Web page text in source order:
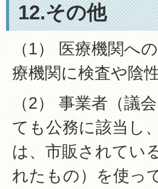
12.その他
（1） 医療機関へ
療機関に検査や陰
（2） 事業者（議
ても公務に該当し
は、市販されてい
れたもの）を使っ